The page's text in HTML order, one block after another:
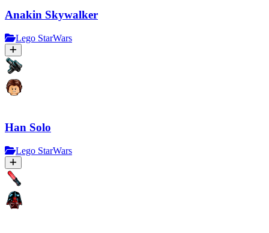
Anakin Skywalker
Lego StarWars
Han Solo
Lego StarWars